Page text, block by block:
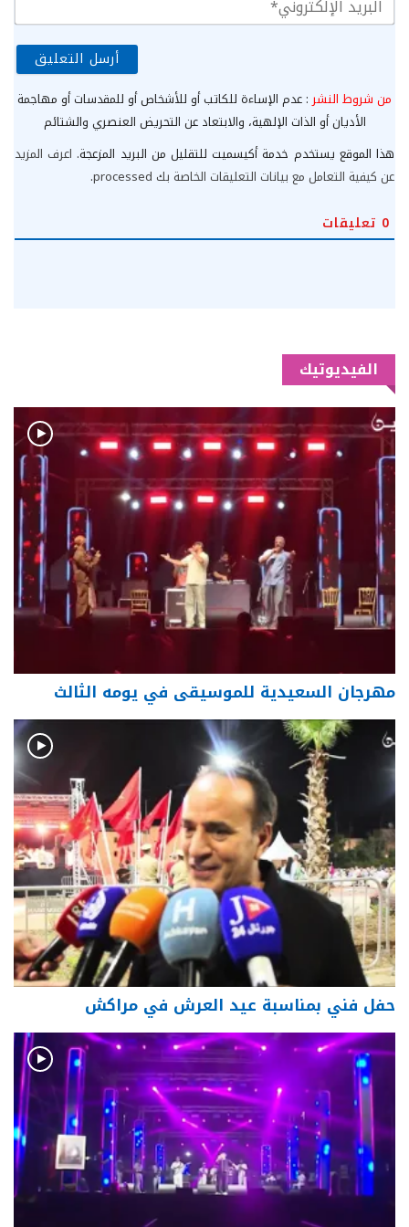
من شروط النشر: عدم الإساءة للكاتب أو للأشخاص أو للمقدسات أو مهاجمة
الأديان أو الذات الإلهية، والابتعاد عن التحريض العنصري والشتائم
هذا الموقع يستخدم خدمة أكيسميت للتقليل من البريد المزعجة. اعرف المزيد
عن كيفية التعامل مع بيانات التعليقات الخاصة بك processed
.
0 تعليقات
الفيديوتيك
مهرجان السعيدية للموسيقى في يومه الثالث
حفل فني بمناسبة عيد العرش في مراكش